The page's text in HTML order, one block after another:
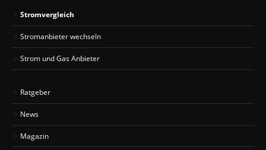
Stromvergleich
Stromanbieter wechseln
Strom und Gas Anbieter
Ratgeber
News
Magazin